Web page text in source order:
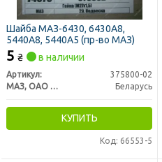
Шайба МАЗ-6430, 6430А8,
5440А8, 5440А5 (пр-во МАЗ)
5 ₴ в наличии
Артикул:
375800-02
МАЗ, ОАО «Минский автомобильный завод»
Беларусь
КУПИТЬ
Код: 66553-5